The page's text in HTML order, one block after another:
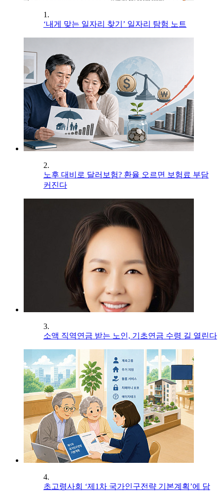
1.
‘내게 맞는 일자리 찾기’ 일자리 탐험 노트
2.
노후 대비로 달러보험? 환율 오르면 보험료 부담
커진다
3.
소액 직역연금 받는 노인, 기초연금 수령 길 열린다
4.
초고령사회 ‘제1차 국가인구전략 기본계획’에 담